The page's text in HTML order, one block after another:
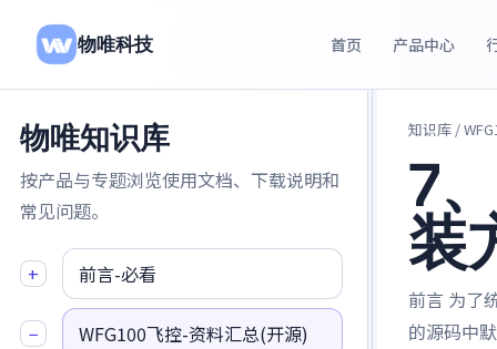
物唯科技 首页 产品中心
物唯知识库
按产品与专题浏览使用文档、下载说明和
常见问题。
+ 前言-必看
− WFG100飞控-资料汇总(开源)
知识库 /
7
装
前言 为了
的源码中